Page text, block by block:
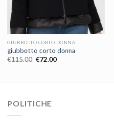
GIUBBOTTO CORTO DONNA
giubbotto corto donna
€115.00 €72.00
POLITICHE